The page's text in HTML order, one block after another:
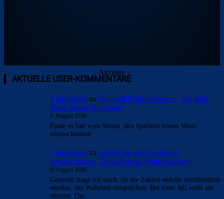
- Anzeige -
AKTUELLE USER-KOMMENTARE
CulersTony zu Duo soll Klub verlassen: „Ich gebe
ihnen diesen Ratschlag“
9. August 2026
Finde es fair vom Verein, den Spielern reinen Wein
einzuschenken
CulersTony zu Araújo hat sich bei Barça
verabschiedet: „Er will etwas Neues machen“
9. August 2026
Generell frage ich mich, ob die Zahlen welche veröffentlich
werden, der Wahrheit entsprechen. Bei einer AG wohl am
ehesten. Die…